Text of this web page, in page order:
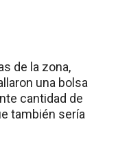
de la zona,
una bolsa
cantidad de
también sería